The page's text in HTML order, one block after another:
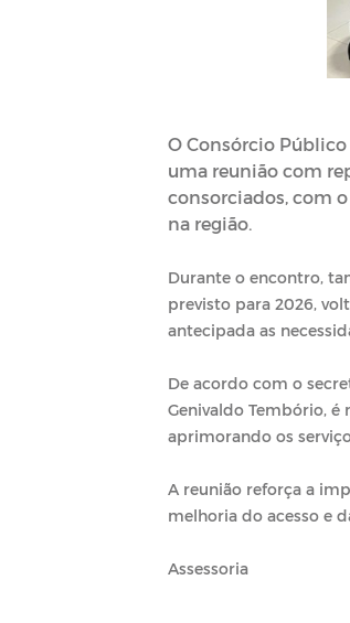
O Consórcio
uma reunião com
consorciados, com
na região.
Durante o encontro,
previsto para 2026,
antecipada as
De acordo com o
Genivaldo Tembório,
aprimorando os
A reunião reforça a
melhoria do acesso e
Assessoria